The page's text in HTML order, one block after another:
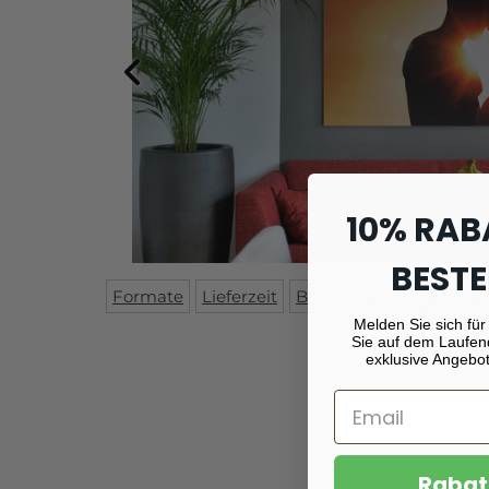
Formate Lieferzeit Beschreibung
10%
Melden Sie sich
Sie auf dem
exklusive